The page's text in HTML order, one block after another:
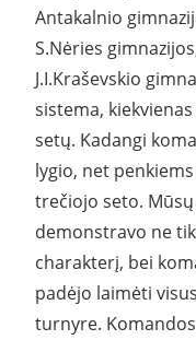
Antakalnio
S.Nėries
J.I.Kraševskio
sistema,
setų. Kadangi
lygio, net
trečiojo seto.
demonstravo ne
charakterį, bei
padėjo laimėti
turnyre.